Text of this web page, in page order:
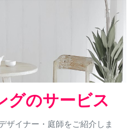
グのサービス
ザイナー・庭師をご紹介しま